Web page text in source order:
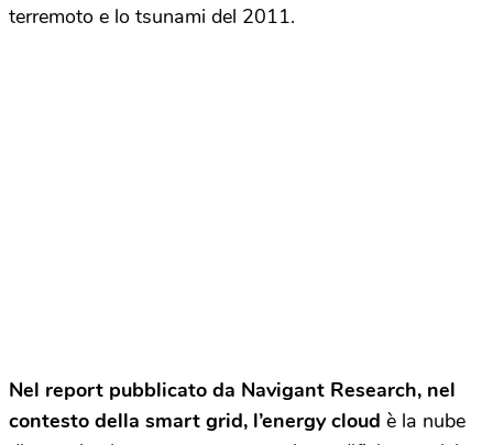
terremoto e lo tsunami del 2011.
Nel report pubblicato da Navigant Research, nel
contesto della smart grid, l’energy cloud è la nube